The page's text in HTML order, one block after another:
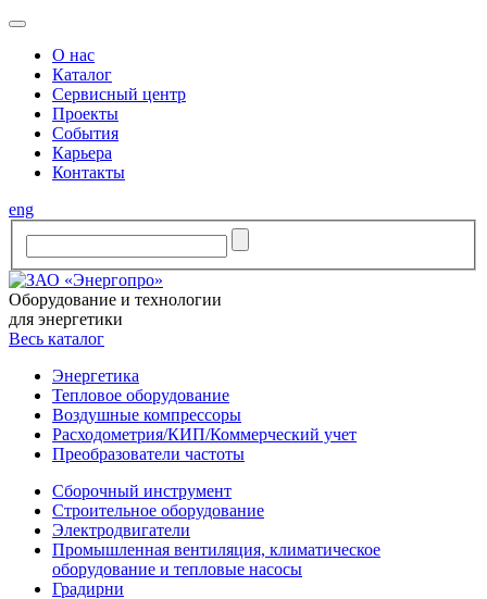
O нас
Каталог
Сервисный центр
Проекты
События
Карьера
Контакты
eng
Оборудование и технологии
для энергетики
Весь каталог
Энергетика
Тепловое оборудование
Воздушные компрессоры
Расходометрия/КИП/Коммерческий учет
Преобразователи частоты
Сборочный инструмент
Строительное оборудование
Электродвигатели
Промышленная вентиляция, климатическое
оборудование и тепловые насосы
Градирни